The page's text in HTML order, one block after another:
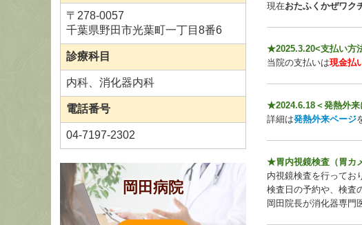
〒 278-0057
千葉県野田市光葉町一丁目8番6
診療科目
内科、消化器内科
電話番号
04-7197-2302
岡田病院
現在おたふくかぜワク
★2025.3.20<支払い方
当院の支払いは現金払
★2024.6.18 ＜発熱外
詳細は発熱外来ページ
★胃内視鏡検査（胃カ
内視鏡検査を行ってお
検査日の予約や、検査
岡田院長が消化器専門